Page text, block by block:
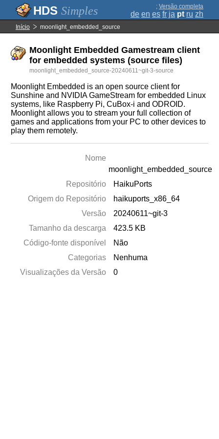
Simples ; Versão completa
de en es fr ja pt ru zh
Início moonlight_embedded_source
Moonlight Embedded Gamestream client
for embedded systems (source files)
moonlight_embedded_source-20240611~git-3-source
Moonlight Embedded is an open source client for
Sunshine and NVIDIA GameStream for embedded Linux
systems, like Raspberry Pi, CuBox-i and ODROID.
Moonlight allows you to stream your full collection of
games and applications from your PC to other devices to
play them remotely.
Nome
moonlight_embedded_source
Repositório
HaikuPorts
Origem do Repositório
haikuports_x86_64
Versão
20240611~git-3
Tamanho da descarga
423.5 KB
Código-fonte disponível
Não
Categorias
Nenhuma
Visualizações da Versão
0